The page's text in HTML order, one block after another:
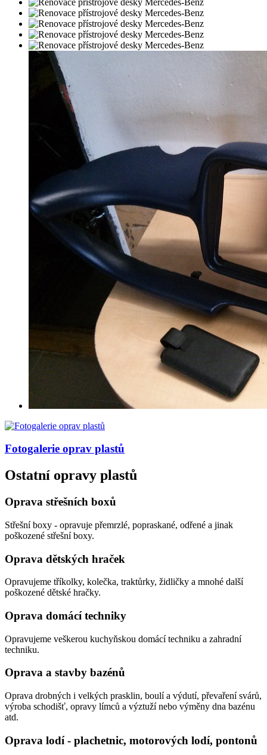
Fotogalerie oprav plastů
Ostatní opravy plastů
Oprava střešních boxů
Střešní boxy - opravuje přemrzlé, popraskané, odřené a jinak
poškozené střešní boxy.
Oprava dětských hraček
Opravujeme tříkolky, kolečka, traktůrky, židličky a mnohé další
poškozené dětské hračky.
Oprava domácí techniky
Opravujeme veškerou kuchyňskou domácí techniku a zahradní
techniku.
Oprava a stavby bazénů
Oprava drobných i velkých prasklin, boulí a výdutí, převaření svárů,
výroba schodišť, opravy límců a výztuží nebo výměny dna bazénu
atd.
Oprava lodí - plachetnic, motorových lodí, pontonů